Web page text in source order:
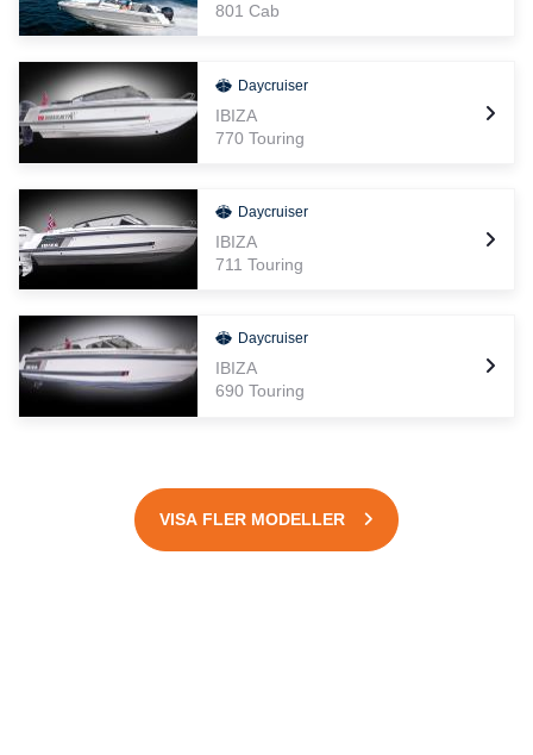
801 Cab
Daycruiser
IBIZA
770 Touring
Daycruiser
IBIZA
711 Touring
Daycruiser
IBIZA
690 Touring
VISA FLER MODELLER